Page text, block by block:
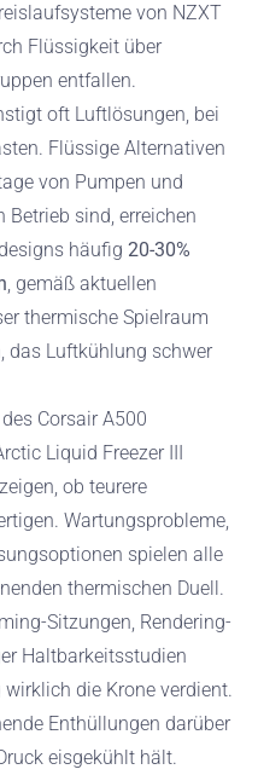
von NZXT
Flüssigkeit über
entfallen.
oft Luftlösungen, bei
Flüssige Alternativen
von Pumpen und
Betrieb sind, erreichen
häufig 20-30%
, gemäß aktuellen
thermische Spielraum
das Luftkühlung schwer
Corsair A500
Liquid Freezer III
ob teurere
Wartungsprobleme,
spielen alle
thermischen Duell.
Sitzungen, Rendering-
Haltbarkeitsstudien
die Krone verdient.
Enthüllungen darüber
eisgekühlt hält.